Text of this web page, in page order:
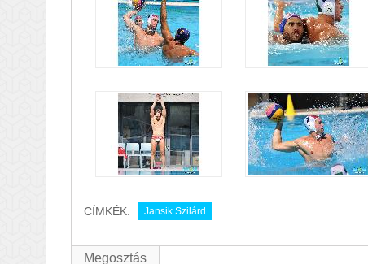
CÍMKÉK: Jansik Szilárd
Megosztás